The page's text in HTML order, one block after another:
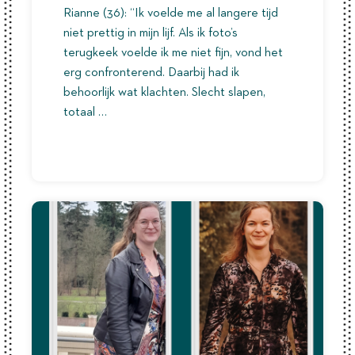
Rianne (36): “Ik voelde me al langere tijd
niet prettig in mijn lijf. Als ik foto’s
terugkeek voelde ik me niet fijn, vond het
erg confronterend. Daarbij had ik
behoorlijk wat klachten. Slecht slapen,
totaal …